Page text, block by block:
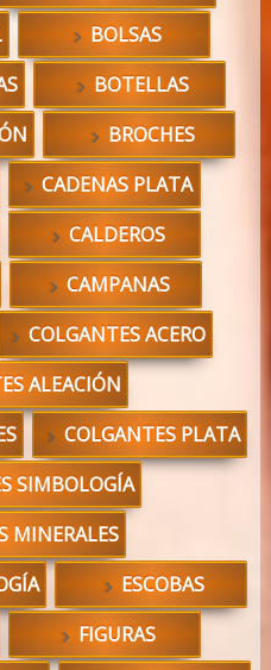
BOLSAS
BOTELLAS
BROCHES
CADENAS PLATA
CALDEROS
CAMPANAS
COLGANTES ACERO
ALEACIÓN
COLGANTES PLATA
SIMBOLOGÍA
MINERALES
ESCOBAS
FIGURAS